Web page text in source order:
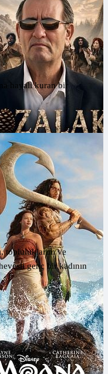
hayali kuran bir
topluluklarını ve
genç bir kadının